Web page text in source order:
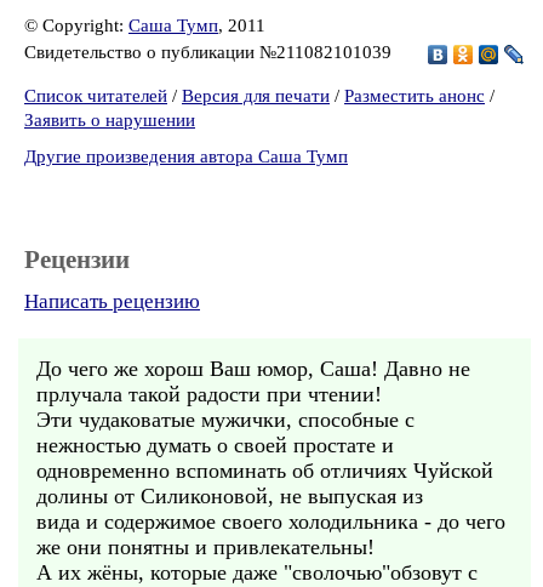
© Copyright: Саша Тумп, 2011
Свидетельство о публикации №211082101039
Список читателей / Версия для печати / Разместить анонс /
Заявить о нарушении
Другие произведения автора Саша Тумп
Рецензии
Написать рецензию
До чего же хорош Ваш юмор, Саша! Давно не
прлучала такой радости при чтении!
Эти чудаковатые мужички, способные с
нежностью думать о своей простате и
одновременно вспоминать об отличиях Чуйской
долины от Силиконовой, не выпуская из
вида и содержимое своего холодильника - до чего
же они понятны и привлекательны!
А их жёны, которые даже "сволочью"обзовут с